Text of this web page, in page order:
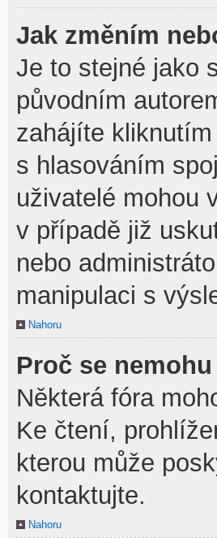
Jak změním
Je to stejné jako
původním
zahájíte
s hlasováním
uživatelé mohou
v případě již
nebo
manipulaci s
Nahoru
Proč se
Některá fóra
Ke čtení,
kterou může
kontaktujte.
Nahoru